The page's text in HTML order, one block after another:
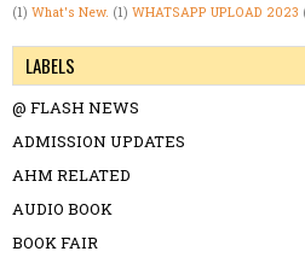
(1) What's New. (1) WHATSAPP UPLOAD 2023
LABELS
@ FLASH NEWS
ADMISSION UPDATES
AHM RELATED
AUDIO BOOK
BOOK FAIR